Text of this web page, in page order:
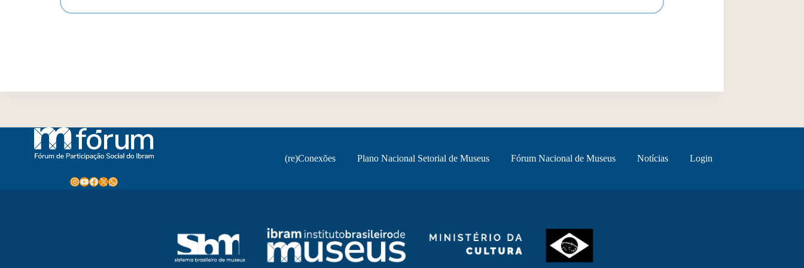
Instagram
Youtube
Facebook
X WhatsApp
(re)Conexões Plano Nacional Setorial de Museus Fórum Nacional de Museus Notícias Login